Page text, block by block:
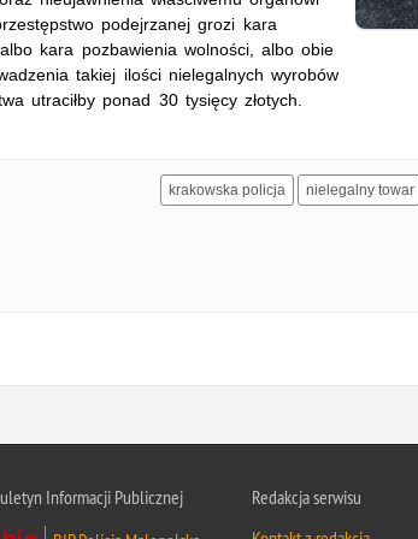
podejrzanej grozi kara
kara pozbawienia wolności, albo obie
takiej ilości nielegalnych wyrobów
utraciłby ponad 30 tysięcy złotych.
krakowska policja nielegalny towar
Informacji Publicznej
Redakcja serwisu